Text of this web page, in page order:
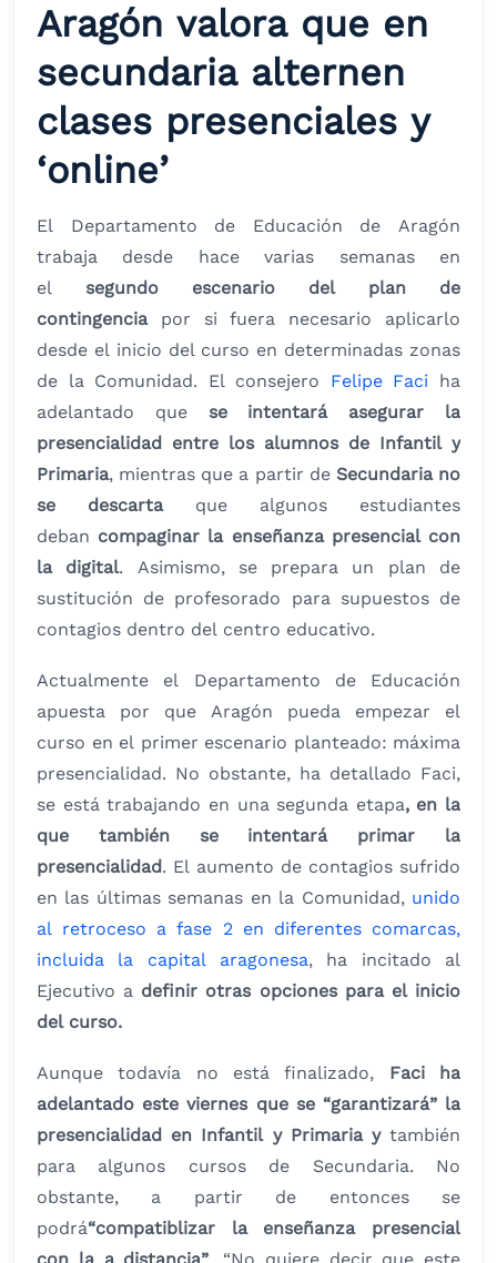
Aragón valora que en
secundaria alternen
clases presenciales y
‘online’
El Departamento de Educación de Aragón
trabaja desde hace varias semanas en
el segundo escenario del plan de
contingenciapor si fuera necesario aplicarlo
desde el inicio del curso en determinadas zonas
de la Comunidad. El consejero Felipe Faci ha
adelantado que se intentará asegurar la
presencialidad entre los alumnos de Infantil y
Primaria, mientras que a partir de Secundaria no
se descartaque algunos estudiantes
deban compaginar la enseñanza presencial con
la digital. Asimismo, se prepara un plan de
sustitución de profesorado para supuestos de
contagios dentro del centro educativo.
Actualmente el Departamento de Educación
apuesta por que Aragón pueda empezar el
curso en el primer escenario planteado: máxima
presencialidad. No obstante, ha detallado Faci,
se está trabajando en una segunda etapa, en la
que también se intentará primar la
presencialidad. El aumento de contagios sufrido
en las últimas semanas en la Comunidad, unido
al retroceso a fase 2 en diferentes comarcas,
incluida la capital aragonesa, ha incitado al
Ejecutivo a definir otras opciones para el inicio
del curso.
Aunque todavía no está finalizado, Faci ha
adelantado este viernes que se “garantizará” la
presencialidad en Infantil y Primaria ytambién
para algunos cursos de Secundaria. No
obstante, a partir de entonces se
podrá“compatiblizar la enseñanza presencial